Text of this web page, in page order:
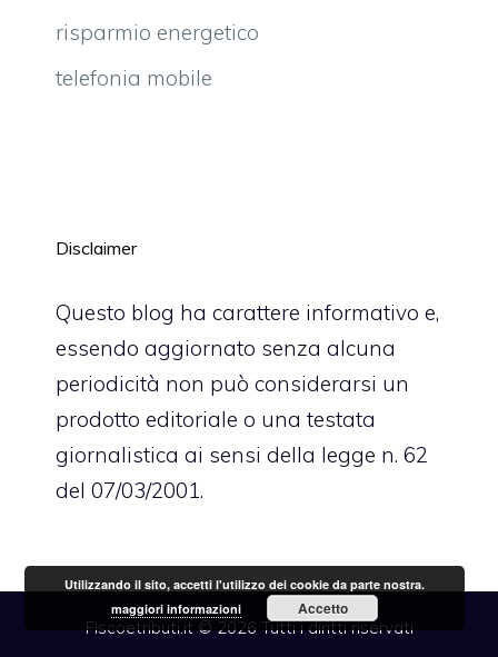
risparmio energetico
telefonia mobile
Disclaimer
Questo blog ha carattere informativo e,
essendo aggiornato senza alcuna
periodicità non può considerarsi un
prodotto editoriale o una testata
giornalistica ai sensi della legge n. 62
del 07/03/2001.
Fiscoetributi.it © 2026 Tutti i diritti riservati
Utilizzando il sito, accetti l'utilizzo dei cookie da parte nostra.
maggiori informazioni
Accetto